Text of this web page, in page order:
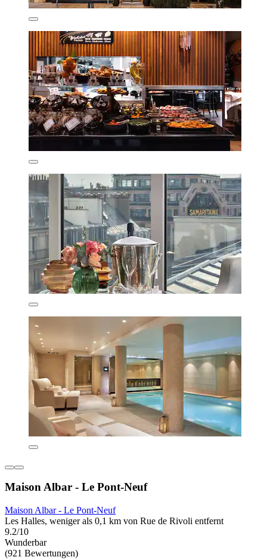
Maison Albar - Le Pont-Neuf
Maison Albar - Le Pont-Neuf
Les Halles, weniger als 0,1 km von Rue de Rivoli entfernt
9.2/10
Wunderbar
(921 Bewertungen)